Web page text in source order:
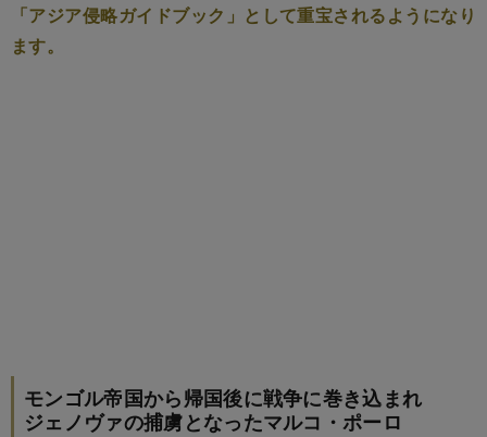
「アジア侵略ガイドブック」として重宝されるようになり
ます。
モンゴル帝国から帰国後に戦争に巻き込まれ
ジェノヴァの捕虜となったマルコ・ポーロ